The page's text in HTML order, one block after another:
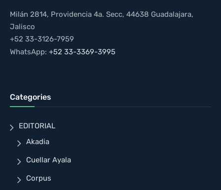
Milán 2814, Providencia 4a. Secc, 44638 Guadalajara,
Jalisco
+52 33-3126-7959
WhatsApp: +52 33-3369-3995
Categories
EDITORIAL
Akadia
Cuellar Ayala
Corpus